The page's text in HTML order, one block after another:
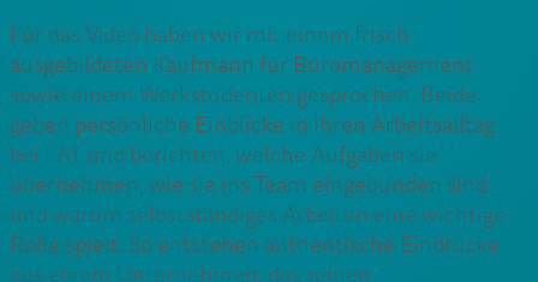
Für das Video haben wir mit einem frisch
ausgebildeten Kaufmann für Büromanagement
sowie einem Werkstudenten gesprochen. Beide
geben persönliche Einblicke in ihren Arbeitsalltag
bei LAT und berichten, welche Aufgaben sie
übernehmen, wie sie ins Team eingebunden sind
und warum selbstständiges Arbeiten eine wichtige
Rolle spielt. So entstehen authentische Eindrücke
aus einem Unternehmen, das seinen